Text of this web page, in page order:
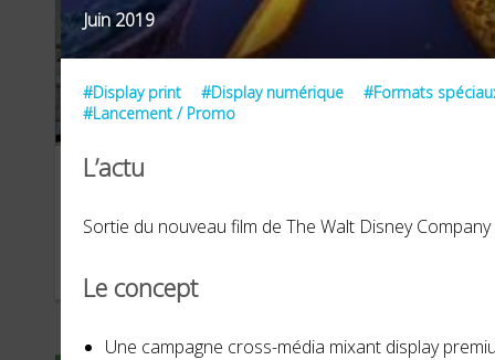
Je vais t’aimer
AVRIL 2024
Juin 2019
#Display print #Display numérique
#Formats
#Lancement / Promo
L’actu
Sortie du nouveau film de The Walt Disney Company
Le concept
Une campagne cross-média mixant display